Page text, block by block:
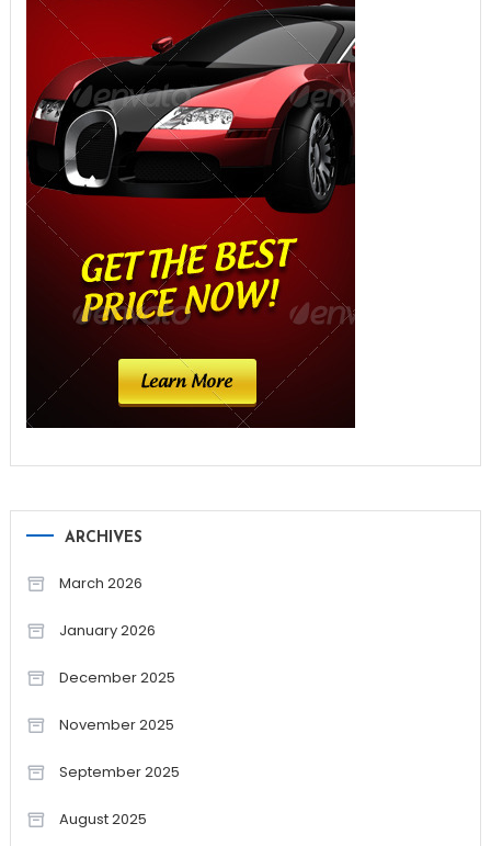
ARCHIVES
March 2026
January 2026
December 2025
November 2025
September 2025
August 2025